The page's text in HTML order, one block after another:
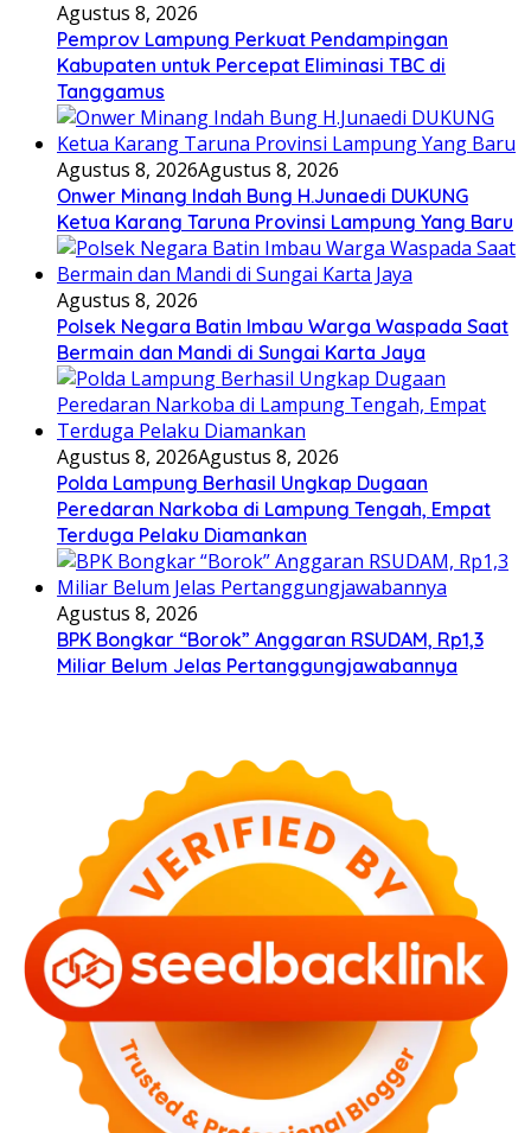
Agustus 8, 2026
Pemprov Lampung Perkuat Pendampingan
Kabupaten untuk Percepat Eliminasi TBC di
Tanggamus
Agustus 8, 2026Agustus 8, 2026
Onwer Minang Indah Bung H.Junaedi DUKUNG
Ketua Karang Taruna Provinsi Lampung Yang Baru
Agustus 8, 2026
Polsek Negara Batin Imbau Warga Waspada Saat
Bermain dan Mandi di Sungai Karta Jaya
Agustus 8, 2026Agustus 8, 2026
Polda Lampung Berhasil Ungkap Dugaan
Peredaran Narkoba di Lampung Tengah, Empat
Terduga Pelaku Diamankan
Agustus 8, 2026
BPK Bongkar “Borok” Anggaran RSUDAM, Rp1,3
Miliar Belum Jelas Pertanggungjawabannya